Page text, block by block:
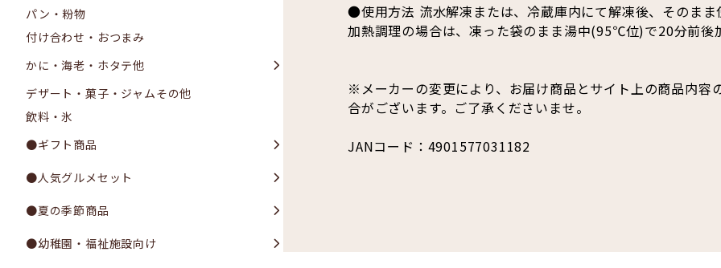
パン・粉物
付け合わせ・おつまみ
かに・海老・ホタテ他
デザート・菓子・ジャムその他
飲料・氷
●ギフト商品
●人気グルメセット
●夏の季節商品
●幼稚園・福祉施設向け
●使用方法 流水解凍または、冷蔵庫内にて解凍後、そのまま
加熱調理の場合は、凍った袋のまま湯中(95℃位)で20分前後
※メーカーの変更により、お届け商品とサイト上の商品内容
合がございます。ご了承くださいませ。
JANコード：4901577031182